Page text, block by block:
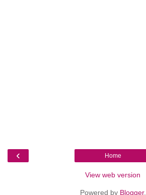
‹ Home
View web version
Powered by Blogger.